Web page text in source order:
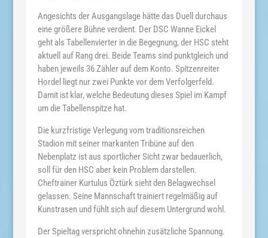
Angesichts derAusgangslage hättedas Duell durchaus
einegrößere Bühneverdient. Der DSC Wanne Eickel
geht als Tabellenvierter indie Begegnung,der HSC steht
aktuell auf Rangdrei. BeideTeams sind punktgleich und
haben jeweils 36Zähler aufdem Konto. Spitzenreiter
Hordel liegt nurzwei PunktevordemVerfolgerfeld.
Damit ist klar,welche Bedeutungdieses Spiel im Kampf
umdieTabellenspitze hat.
Die kurzfristigeVerlegungvomtraditionsreichen
Stadion mit seiner markantenTribüne aufden
Nebenplatz ist aus sportlicherSichtzwar bedauerlich,
soll fürden HSC aber kein Problemdarstellen.
Cheftrainer Kurtulus Öztürk siehtden Belagwechsel
gelassen. Seine Mannschafttrainiert regelmäßig auf
Kunstrasen und fühlt sich aufdiesem Untergrund wohl.
DerSpieltagversprichtohnehinzusätzlicheSpannung.